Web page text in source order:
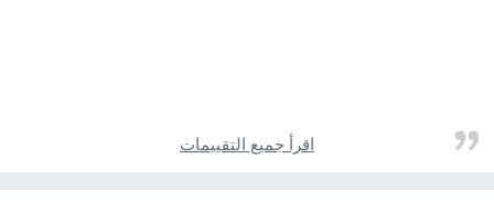
اقرأ جميع التقييمات